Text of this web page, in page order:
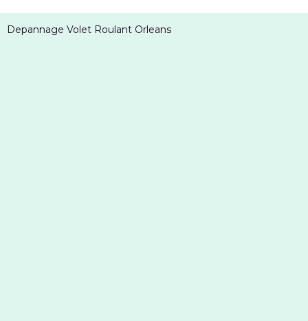
Depannage Volet Roulant Orleans